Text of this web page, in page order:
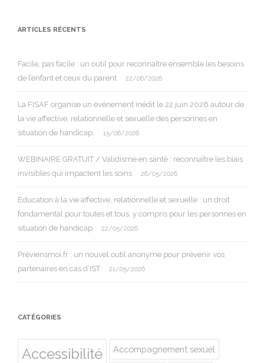
ARTICLES RÉCENTS
Facile, pas facile : un outil pour reconnaître ensemble les besoins
de l’enfant et ceux du parent
22/06/2026
La FISAF organise un événement inédit le 22 juin 2026 autour de
la vie affective, relationnelle et sexuelle des personnes en
situation de handicap.
15/06/2026
WEBINAIRE GRATUIT / Validisme en santé : reconnaître les biais
invisibles qui impactent les soins
26/05/2026
Éducation à la vie affective, relationnelle et sexuelle : un droit
fondamental pour toutes et tous, y compris pour les personnes en
situation de handicap
22/05/2026
Préviensmoi.fr : un nouvel outil anonyme pour prévenir vos
partenaires en cas d’IST
21/05/2026
CATÉGORIES
Accessibilité Accompagnement sexuel